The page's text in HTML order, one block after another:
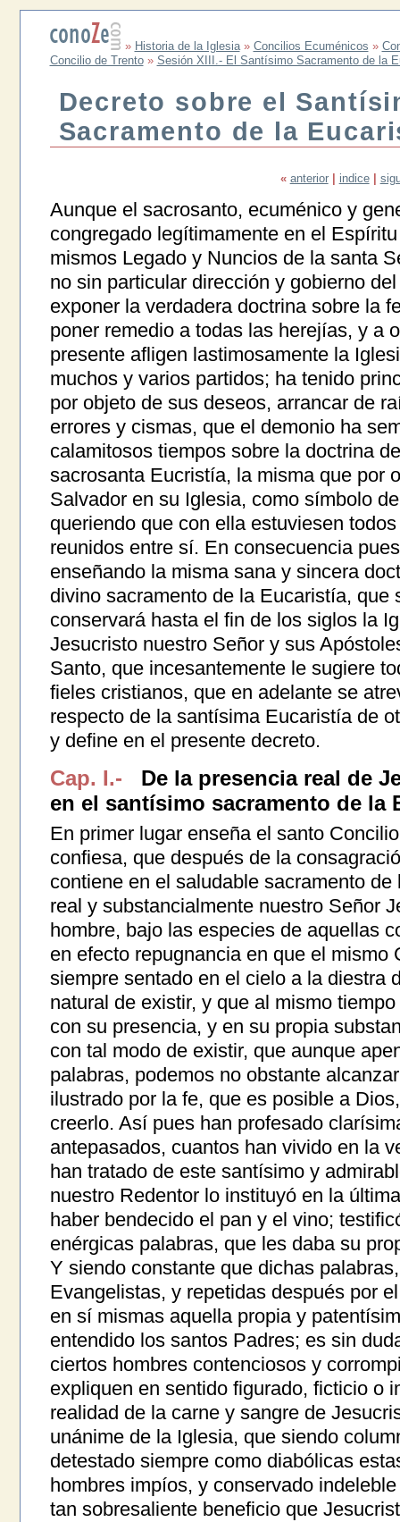
» Historia de la Iglesia» Concilios Ecuménicos »
Concilio de Trento» Sesión XIII.- El Santísimo Sacramento de la
Decreto sobre el
Sacramento de la
« anterior indice
Aunque el sacrosanto, ecuménico y
congregado legítimamente en el
mismos Legado y Nuncios de la santa
no sin particular dirección y gobierno
exponer la verdadera doctrina sobre la
poner remedio a todas las herejías, y a
presente afligen lastimosamente la
muchos y varios partidos; ha tenido
por objeto de sus deseos, arrancar de
errores y cismas, que el demonio ha
calamitosos tiempos sobre la doctrina
sacrosanta Eucristía, la misma que por
Salvador en su Iglesia, como símbolo
queriendo que con ella estuviesen
reunidos entre sí. En consecuencia
enseñando la misma sana y sincera
divino sacramento de la Eucaristía, que
conservará hasta el fin de los siglos la
Jesucristo nuestro Señor y sus
Santo, que incesantemente le sugiere
fieles cristianos, que en adelante se
respecto de la santísima Eucaristía de
y define en el presente decreto.
Cap. I.-
De la presencia real de
en el santísimo sacramento de la
En primer lugar enseña el santo
confiesa, que después de la
contiene en el saludable sacramento
real y substancialmente nuestro Señor
hombre, bajo las especies de aquellas
en efecto repugnancia en que el mismo
siempre sentado en el cielo a la diestra
natural de existir, y que al mismo
con su presencia, y en su propia
con tal modo de existir, que aunque
palabras, podemos no obstante
ilustrado por la fe, que es posible a
creerlo. Así pues han profesado
antepasados, cuantos han vivido en la
han tratado de este santísimo y
nuestro Redentor lo instituyó en la
haber bendecido el pan y el vino;
enérgicas palabras, que les daba su
Y siendo constante que dichas
Evangelistas, y repetidas después por
en sí mismas aquella propia y
entendido los santos Padres; es sin
ciertos hombres contenciosos y
expliquen en sentido figurado, ficticio o
realidad de la carne y sangre de
unánime de la Iglesia, que siendo
detestado siempre como diabólicas
hombres impíos, y conservado
tan sobresaliente beneficio que